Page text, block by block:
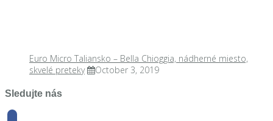
Euro Micro Taliansko – Bella Chioggia, nádherné miesto,
skvelé preteky
October 3, 2019
Sledujte nás